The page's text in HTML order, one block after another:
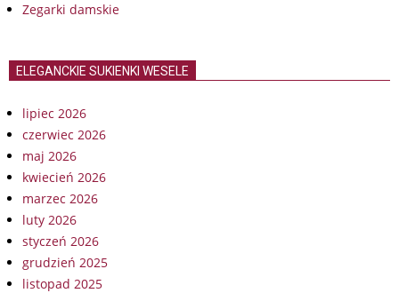
Zegarki damskie
ELEGANCKIE SUKIENKI WESELE
lipiec 2026
czerwiec 2026
maj 2026
kwiecień 2026
marzec 2026
luty 2026
styczeń 2026
grudzień 2025
listopad 2025